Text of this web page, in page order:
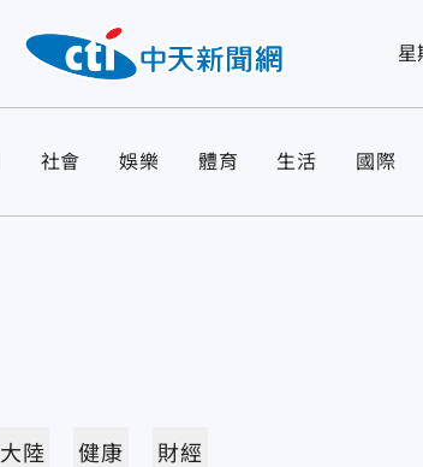
星
社會 娛樂 體育 生活 國際
大陸 健康 財經